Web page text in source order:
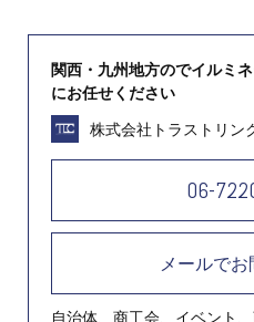
関西・九州地方のでイルミ
にお任せください
株式会社トラストリン
06-
メールで
自治体、商工会、イベント